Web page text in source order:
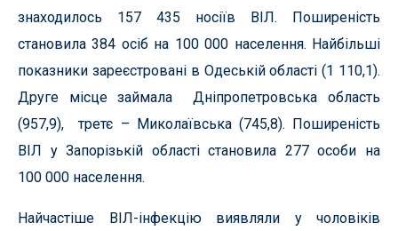
знаходилось 157 435 носіїв ВІЛ. Поширеність
становила 384 осіб на 100 000 населення. Найбільші
показники зареєстровані в Одеській області (1 110,1).
Друге місце займала Дніпропетровська область
(957,9), третє – Миколаївська (745,8). Поширеність
ВІЛ у Запорізькій області становила 277 особи на
100 000 населення.
Найчастіше ВІЛ-інфекцію виявляли у чоловіків